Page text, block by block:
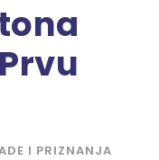
I PRIZNANJA